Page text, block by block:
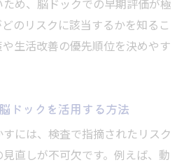
め、脳ドックでの早期評価が極
のリスクに該当するかを知るこ
生活改善の優先順位を決めやす
ドックを活用する方法
には、検査で指摘されたリスク
直しが不可欠です。例えば、動